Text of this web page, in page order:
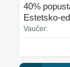
Svet mode
40%
Estetsko-
Vaučer: